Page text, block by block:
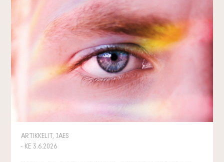
ARTIKKELIT, JAES
- KE 3.6.2026